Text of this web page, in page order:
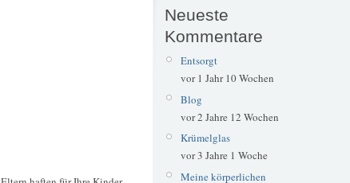
Neueste
Kommentare
Entsorgt
vor 1 Jahr 10 Wochen
Blog
vor 2 Jahre 12 Wochen
Krümelglas
vor 3 Jahre 1 Woche
Meine körperlichen